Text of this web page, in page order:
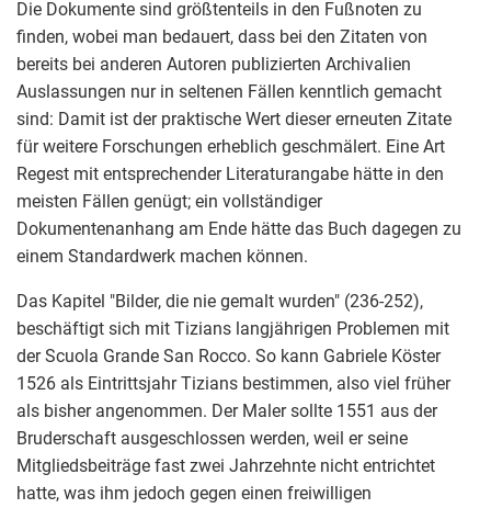
Die Dokumente sind größtenteils in den Fußnoten zu
finden, wobei man bedauert, dass bei den Zitaten von
bereits bei anderen Autoren publizierten Archivalien
Auslassungen nur in seltenen Fällen kenntlich gemacht
sind: Damit ist der praktische Wert dieser erneuten Zitate
für weitere Forschungen erheblich geschmälert. Eine Art
Regest mit entsprechender Literaturangabe hätte in den
meisten Fällen genügt; ein vollständiger
Dokumentenanhang am Ende hätte das Buch dagegen zu
einem Standardwerk machen können.
Das Kapitel "Bilder, die nie gemalt wurden" (236-252),
beschäftigt sich mit Tizians langjährigen Problemen mit
der Scuola Grande San Rocco. So kann Gabriele Köster
1526 als Eintrittsjahr Tizians bestimmen, also viel früher
als bisher angenommen. Der Maler sollte 1551 aus der
Bruderschaft ausgeschlossen werden, weil er seine
Mitgliedsbeiträge fast zwei Jahrzehnte nicht entrichtet
hatte, was ihm jedoch gegen einen freiwilligen